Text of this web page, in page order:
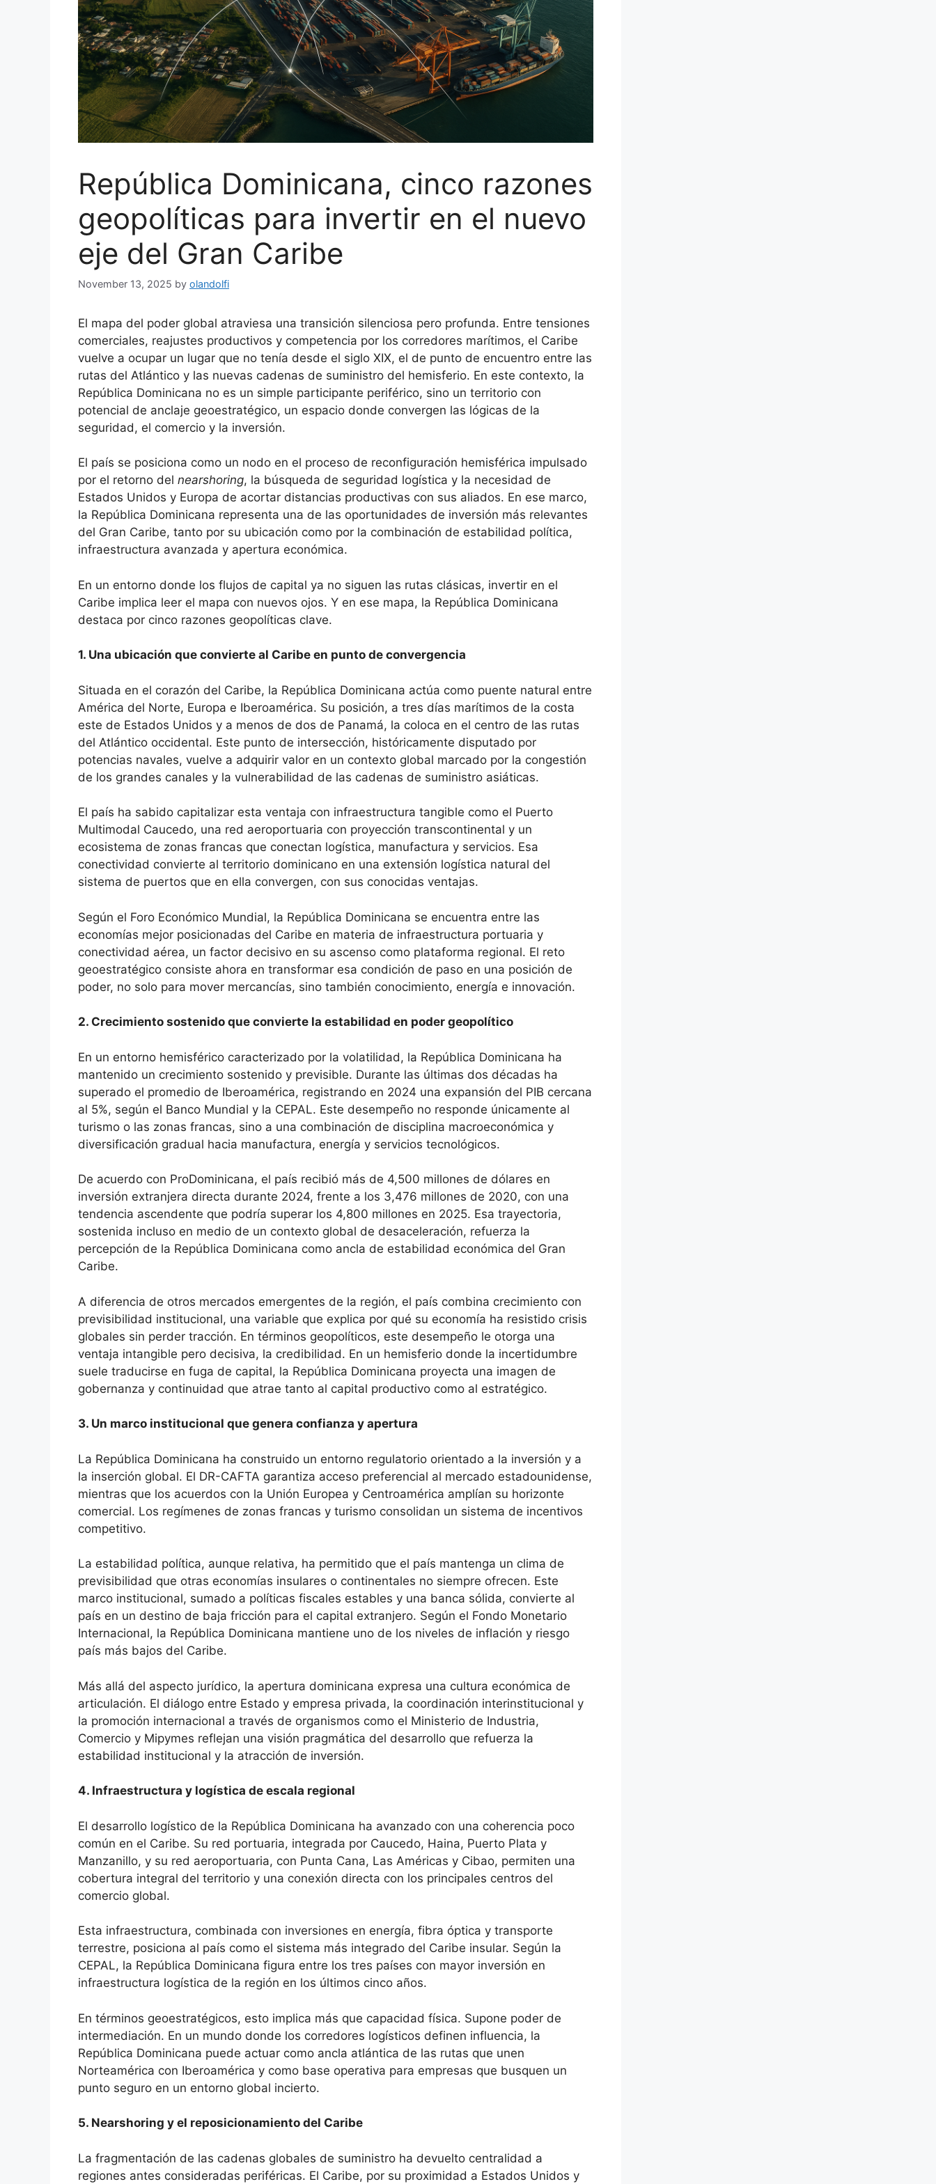
República Dominicana, cinco razones
geopolíticas para invertir en el nuevo
eje del Gran Caribe
November 13, 2025 by olandolfi
El mapa del poder global atraviesa una transición silenciosa pero profunda. Entre tensiones
comerciales, reajustes productivos y competencia por los corredores marítimos, el Caribe
vuelve a ocupar un lugar que no tenía desde el siglo XIX, el de punto de encuentro entre las
rutas del Atlántico y las nuevas cadenas de suministro del hemisferio. En este contexto, la
República Dominicana no es un simple participante periférico, sino un territorio con
potencial de anclaje geoestratégico, un espacio donde convergen las lógicas de la
seguridad, el comercio y la inversión.
El país se posiciona como un nodo en el proceso de reconfiguración hemisférica impulsado
por el retorno del nearshoring, la búsqueda de seguridad logística y la necesidad de
Estados Unidos y Europa de acortar distancias productivas con sus aliados. En ese marco,
la República Dominicana representa una de las oportunidades de inversión más relevantes
del Gran Caribe, tanto por su ubicación como por la combinación de estabilidad política,
infraestructura avanzada y apertura económica.
En un entorno donde los flujos de capital ya no siguen las rutas clásicas, invertir en el
Caribe implica leer el mapa con nuevos ojos. Y en ese mapa, la República Dominicana
destaca por cinco razones geopolíticas clave.
1. Una ubicación que convierte al Caribe en punto de convergencia
Situada en el corazón del Caribe, la República Dominicana actúa como puente natural entre
América del Norte, Europa e Iberoamérica. Su posición, a tres días marítimos de la costa
este de Estados Unidos y a menos de dos de Panamá, la coloca en el centro de las rutas
del Atlántico occidental. Este punto de intersección, históricamente disputado por
potencias navales, vuelve a adquirir valor en un contexto global marcado por la congestión
de los grandes canales y la vulnerabilidad de las cadenas de suministro asiáticas.
El país ha sabido capitalizar esta ventaja con infraestructura tangible como el Puerto
Multimodal Caucedo, una red aeroportuaria con proyección transcontinental y un
ecosistema de zonas francas que conectan logística, manufactura y servicios. Esa
conectividad convierte al territorio dominicano en una extensión logística natural del
sistema de puertos que en ella convergen, con sus conocidas ventajas.
Según el Foro Económico Mundial, la República Dominicana se encuentra entre las
economías mejor posicionadas del Caribe en materia de infraestructura portuaria y
conectividad aérea, un factor decisivo en su ascenso como plataforma regional. El reto
geoestratégico consiste ahora en transformar esa condición de paso en una posición de
poder, no solo para mover mercancías, sino también conocimiento, energía e innovación.
2. Crecimiento sostenido que convierte la estabilidad en poder geopolítico
En un entorno hemisférico caracterizado por la volatilidad, la República Dominicana ha
mantenido un crecimiento sostenido y previsible. Durante las últimas dos décadas ha
superado el promedio de Iberoamérica, registrando en 2024 una expansión del PIB cercana
al 5%, según el Banco Mundial y la CEPAL. Este desempeño no responde únicamente al
turismo o las zonas francas, sino a una combinación de disciplina macroeconómica y
diversificación gradual hacia manufactura, energía y servicios tecnológicos.
De acuerdo con ProDominicana, el país recibió más de 4,500 millones de dólares en
inversión extranjera directa durante 2024, frente a los 3,476 millones de 2020, con una
tendencia ascendente que podría superar los 4,800 millones en 2025. Esa trayectoria,
sostenida incluso en medio de un contexto global de desaceleración, refuerza la
percepción de la República Dominicana como ancla de estabilidad económica del Gran
Caribe.
A diferencia de otros mercados emergentes de la región, el país combina crecimiento con
previsibilidad institucional, una variable que explica por qué su economía ha resistido crisis
globales sin perder tracción. En términos geopolíticos, este desempeño le otorga una
ventaja intangible pero decisiva, la credibilidad. En un hemisferio donde la incertidumbre
suele traducirse en fuga de capital, la República Dominicana proyecta una imagen de
gobernanza y continuidad que atrae tanto al capital productivo como al estratégico.
3. Un marco institucional que genera confianza y apertura
La República Dominicana ha construido un entorno regulatorio orientado a la inversión y a
la inserción global. El DR-CAFTA garantiza acceso preferencial al mercado estadounidense,
mientras que los acuerdos con la Unión Europea y Centroamérica amplían su horizonte
comercial. Los regímenes de zonas francas y turismo consolidan un sistema de incentivos
competitivo.
La estabilidad política, aunque relativa, ha permitido que el país mantenga un clima de
previsibilidad que otras economías insulares o continentales no siempre ofrecen. Este
marco institucional, sumado a políticas fiscales estables y una banca sólida, convierte al
país en un destino de baja fricción para el capital extranjero. Según el Fondo Monetario
Internacional, la República Dominicana mantiene uno de los niveles de inflación y riesgo
país más bajos del Caribe.
Más allá del aspecto jurídico, la apertura dominicana expresa una cultura económica de
articulación. El diálogo entre Estado y empresa privada, la coordinación interinstitucional y
la promoción internacional a través de organismos como el Ministerio de Industria,
Comercio y Mipymes reflejan una visión pragmática del desarrollo que refuerza la
estabilidad institucional y la atracción de inversión.
4. Infraestructura y logística de escala regional
El desarrollo logístico de la República Dominicana ha avanzado con una coherencia poco
común en el Caribe. Su red portuaria, integrada por Caucedo, Haina, Puerto Plata y
Manzanillo, y su red aeroportuaria, con Punta Cana, Las Américas y Cibao, permiten una
cobertura integral del territorio y una conexión directa con los principales centros del
comercio global.
Esta infraestructura, combinada con inversiones en energía, fibra óptica y transporte
terrestre, posiciona al país como el sistema más integrado del Caribe insular. Según la
CEPAL, la República Dominicana figura entre los tres países con mayor inversión en
infraestructura logística de la región en los últimos cinco años.
En términos geoestratégicos, esto implica más que capacidad física. Supone poder de
intermediación. En un mundo donde los corredores logísticos definen influencia, la
República Dominicana puede actuar como ancla atlántica de las rutas que unen
Norteamérica con Iberoamérica y como base operativa para empresas que busquen un
punto seguro en un entorno global incierto.
5. Nearshoring y el reposicionamiento del Caribe
La fragmentación de las cadenas globales de suministro ha devuelto centralidad a
regiones antes consideradas periféricas. El Caribe, por su proximidad a Estados Unidos y